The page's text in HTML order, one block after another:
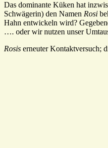
Das dominante Küken hat
Schwägerin) den Namen Rosi
Hahn entwickeln wird?
…. oder wir nutzen unser
Rosis erneuter Kontaktversuch;